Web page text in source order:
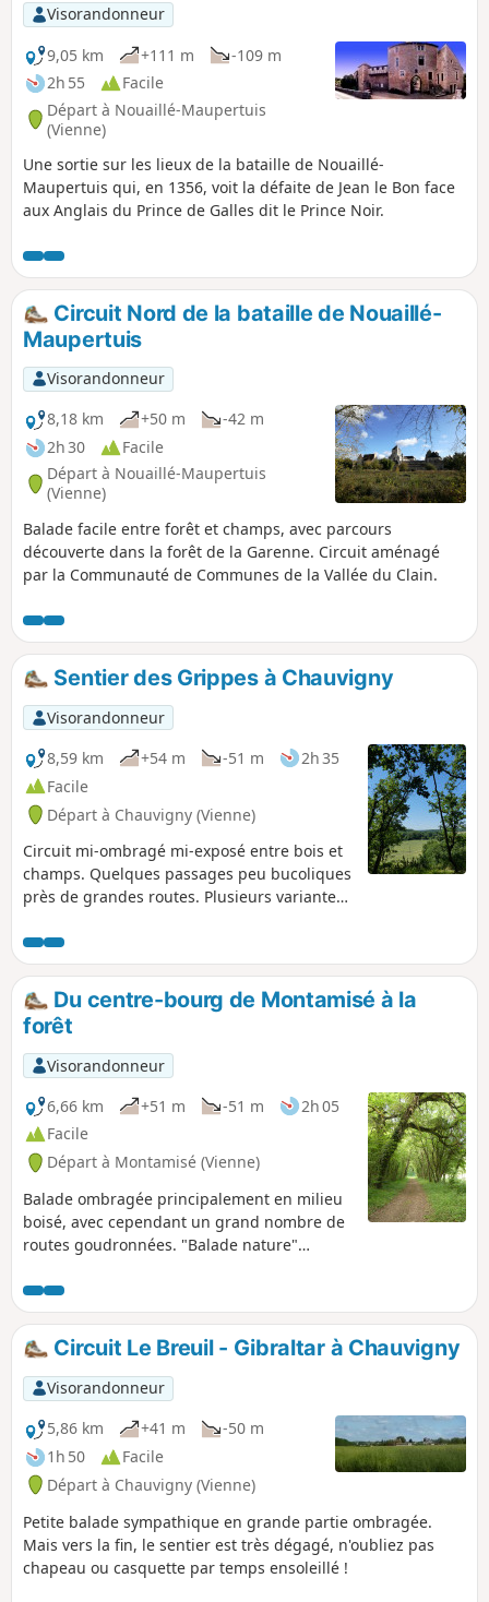
Visorandonneur
9,05 km
+111 m
-109 m
2h 55
Facile
Départ à Nouaillé-Maupertuis
(Vienne)
Une sortie sur les lieux de la bataille de Nouaillé-
Maupertuis qui, en 1356, voit la défaite de Jean le Bon face
aux Anglais du Prince de Galles dit le Prince Noir.
Circuit Nord de la bataille de Nouaillé-
Maupertuis
Visorandonneur
8,18 km
+50 m
-42 m
2h 30
Facile
Départ à Nouaillé-Maupertuis
(Vienne)
Balade facile entre forêt et champs, avec parcours
découverte dans la forêt de la Garenne. Circuit aménagé
par la Communauté de Communes de la Vallée du Clain.
Sentier des Grippes à Chauvigny
Visorandonneur
8,59 km
+54 m -51 m
2h 35
Facile
Départ à Chauvigny (Vienne)
Circuit mi-ombragé mi-exposé entre bois et
champs. Quelques passages peu bucoliques
près de grandes routes. Plusieurs variantes
circuit aménagé par le Département de la
Vienne.
Du centre-bourg de Montamisé à la
forêt
Visorandonneur
6,66 km
+51 m -51 m
2h 05
Facile
Départ à Montamisé (Vienne)
Balade ombragée principalement en milieu
boisé, avec cependant un grand nombre de
routes goudronnées. "Balade nature"
d'Agglomération du Grand Poitiers, la ville
de Montamisé et le CDRP.
Circuit Le Breuil - Gibraltar à Chauvigny
Visorandonneur
5,86 km
+41 m
-50 m
1h 50
Facile
Départ à Chauvigny (Vienne)
Petite balade sympathique en grande partie ombragée.
Mais vers la fin, le sentier est très dégagé, n'oubliez pas
chapeau ou casquette par temps ensoleillé !